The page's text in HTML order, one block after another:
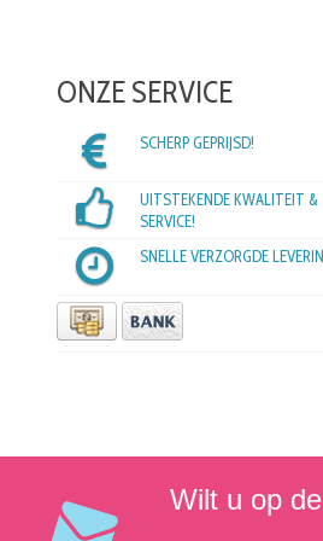
ONZE SERVICE
SCHERP GEPRIJSD!
UITSTEKENDE KWALITEIT &
SERVICE!
SNELLE VERZORGDE
Wilt u op